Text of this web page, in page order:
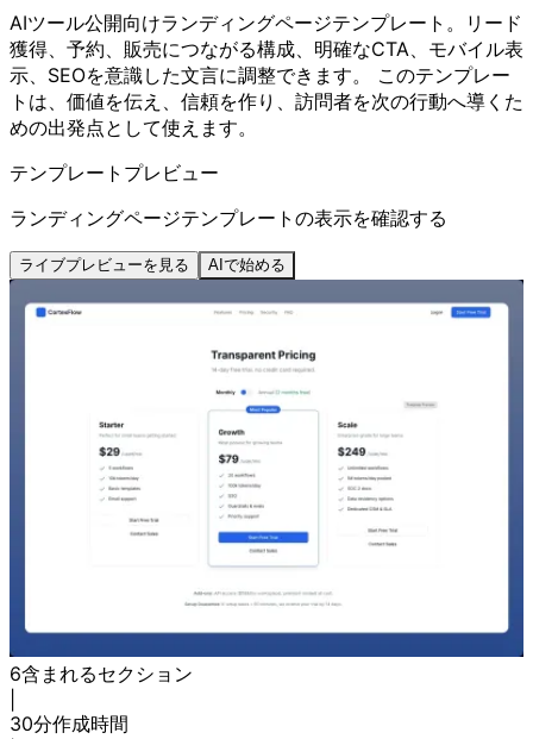
AIツール公開向けランディングページテンプレート。リード
獲得、予約、販売につながる構成、明確なCTA、モバイル表
示、SEOを意識した文言に調整できます。 このテンプレー
トは、価値を伝え、信頼を作り、訪問者を次の行動へ導くた
めの出発点として使えます。
テンプレートプレビュー
ランディングページテンプレートの表示を確認する
ライブプレビューを見る AIで始める
6含まれるセクション
30分作成時間